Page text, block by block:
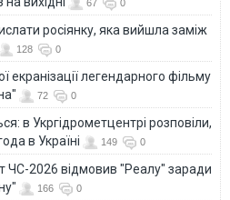
67 0
росіянку, яка вийшла заміж
128 0
екранізації легендарного фільму
72 0
в Укргідрометцентрі розповіли,
в Україні
149 0
ЧС-2026 відмовив "Реалу" заради
166 0